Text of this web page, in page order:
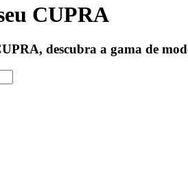
CUPRA
descubra a gama de